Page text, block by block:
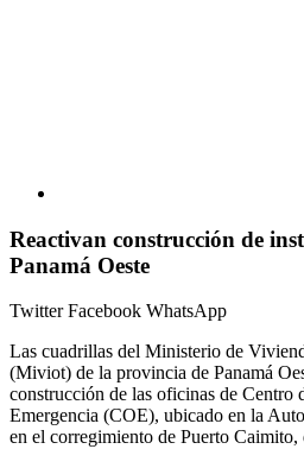
Reactivan construcción de
Panamá Oeste
TwitterFacebook WhatsApp
Las cuadrillas del Ministerio de
(Miviot) de la provincia de Panamá
construcción de las oficinas de Centro
Emergencia (COE), ubicado en la
en el corregimiento de Puerto